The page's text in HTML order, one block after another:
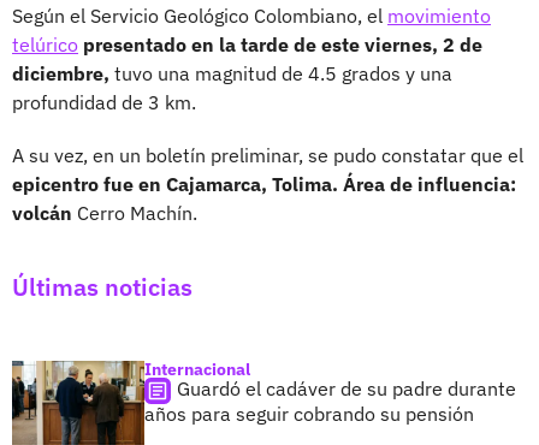
Según el Servicio Geológico Colombiano, el movimiento
telúrico presentado en la tarde de este viernes, 2 de
diciembre, tuvo una magnitud de 4.5 grados y una
profundidad de 3 km.
A su vez, en un boletín preliminar, se pudo constatar que el
epicentro fue en Cajamarca, Tolima. Área de influencia:
volcán Cerro Machín.
Últimas noticias
Internacional
Guardó el cadáver de su padre durante
años para seguir cobrando su pensión